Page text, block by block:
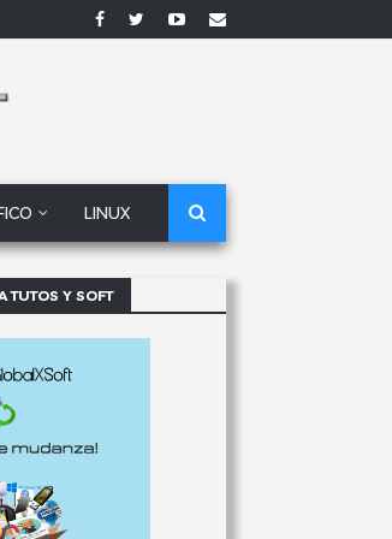
LINUX
TUTOS Y SOFT